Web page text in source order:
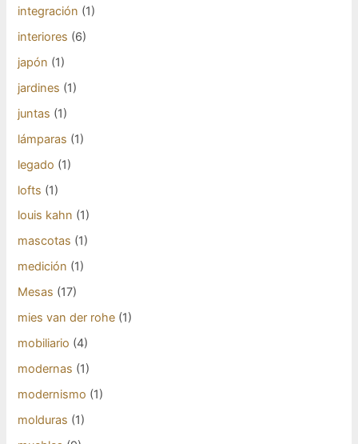
integración (1)
interiores (6)
japón (1)
jardines (1)
juntas (1)
lámparas (1)
legado (1)
lofts (1)
louis kahn (1)
mascotas (1)
medición (1)
Mesas (17)
mies van der rohe (1)
mobiliario (4)
modernas (1)
modernismo (1)
molduras (1)